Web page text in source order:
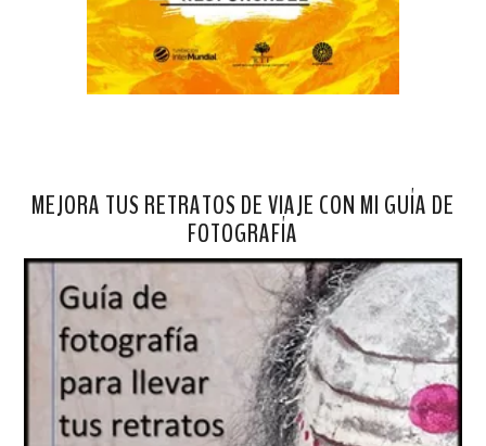
MEJORA TUS RETRATOS DE VIAJE CON MI GUÍA DE
FOTOGRAFÍA